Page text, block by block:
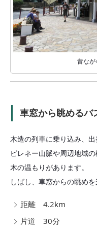
昔なが
車窓から眺めるバ
木造の列車に乗り込み、出
ピレネー山脈や周辺地域
木の温もりがあります。
しばし、車窓からの眺めを
距離 4.2km
片道 30分